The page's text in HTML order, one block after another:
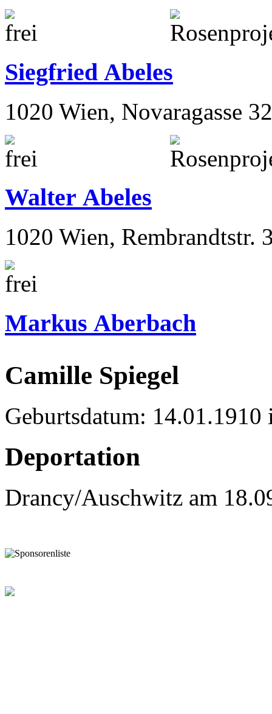
Siegfried Abeles
1020 Wien, Novaragasse
Walter Abeles
1020 Wien, Rembrandtstr.
Markus Aberbach
Camille Spiegel
Geburtsdatum: 14.01.1910
Deportation
Drancy/Auschwitz am